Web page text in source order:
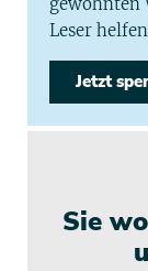
Leser
Jetzt
Sie